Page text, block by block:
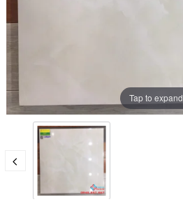
Tap to expand